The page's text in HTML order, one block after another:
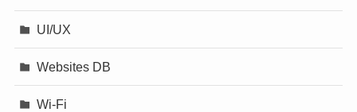
UI/UX
Websites DB
Wi-Fi